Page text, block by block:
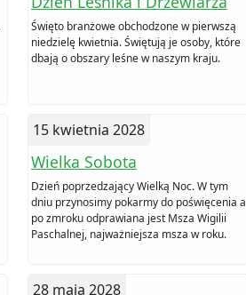
Święto branżowe obchodzone w pierwszą
niedzielę kwietnia. Świętują je osoby, które
dbają o obszary leśne w naszym kraju.
15 kwietnia 2028
Wielka Sobota
Dzień poprzedzający Wielką Noc. W tym
dniu przynosimy pokarmy do poświęcenia a
po zmroku odprawiana jest Msza Wigilii
Paschalnej, najważniejsza msza w roku.
28 maja 2028